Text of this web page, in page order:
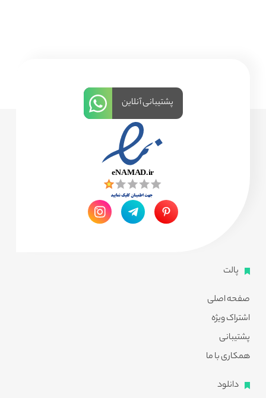
پالت
صفحه اصلی
اشتراک ویژه
پشتیبانی
همکاری با ما
دانلود
پشتیبانی آنلاین